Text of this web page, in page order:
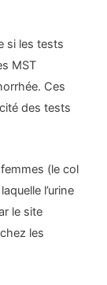
si les tests
MST
Ces
des tests
(le col
l’urine
le site
les